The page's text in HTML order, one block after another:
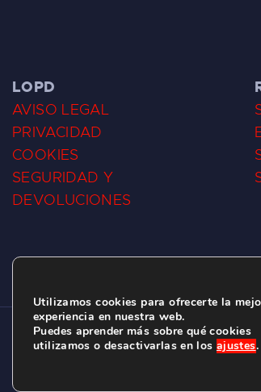
LOPD
AVISO LEGAL
PRIVACIDAD
COOKIES
SEGURIDAD Y
DEVOLUCIONES
CLUB DE SURF LAS DUNAS ©2026.
C/ BERNARDO ÁLVAREZ GALAN 1,
Utilizamos cookies para ofrecerte la
experiencia en nuestra web.
Puedes aprender más sobre qué cookies
utilizamos o desactivarlas en los ajustes.